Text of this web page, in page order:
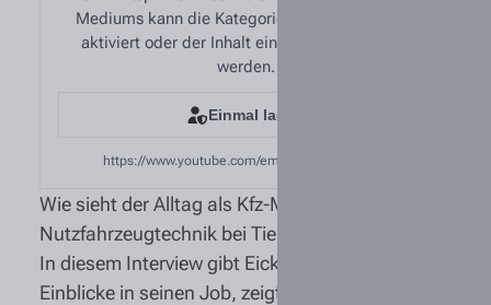
Mediums kann die Kategorie „Externe Medien“
aktiviert oder der Inhalt einmalig freigegeben
werden.
Einmal laden
https://www.youtube.com/embed/ccIHQD4u0PE
Wie sieht der Alltag als Kfz-Mechatroniker für
Nutzfahrzeugtechnik bei Tiemann wirklich aus?
In diesem Interview gibt Eicke spannende
Einblicke in seinen Job, zeigt, was Dich in